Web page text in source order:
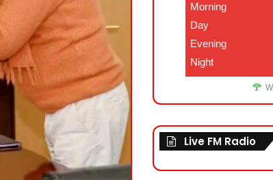
Morning
Day
Evening
Night
Live FM Radio